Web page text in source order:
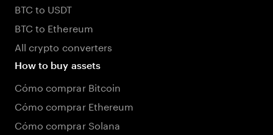
BTC to USDT
BTC to Ethereum
All crypto converters
How to buy assets
Cómo comprar Bitcoin
Cómo comprar Ethereum
Cómo comprar Solana